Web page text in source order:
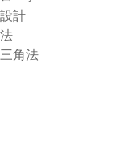
計
角法